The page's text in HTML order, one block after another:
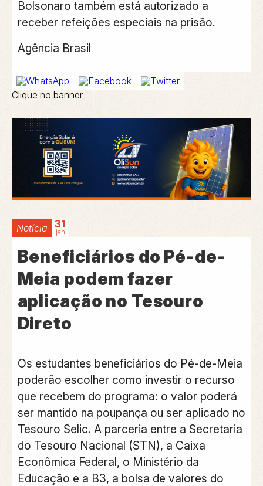
Bolsonaro também está autorizado a
receber refeições especiais na prisão.
Agência Brasil
Clique no banner
Notícia 31
jan
Beneficiários do Pé-de-
Meia podem fazer
aplicação no Tesouro
Direto
Os estudantes beneficiários do Pé-de-Meia
poderão escolher como investir o recurso
que recebem do programa: o valor poderá
ser mantido na poupança ou ser aplicado no
Tesouro Selic. A parceria entre a Secretaria
do Tesouro Nacional (STN), a Caixa
Econômica Federal, o Ministério da
Educação e a B3, a bolsa de valores do